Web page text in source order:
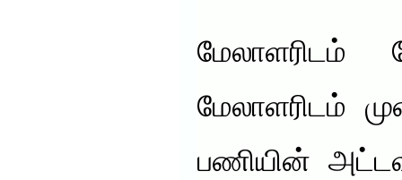
மேலாளரிடம்
மேலாளரிடம்
பணியின்